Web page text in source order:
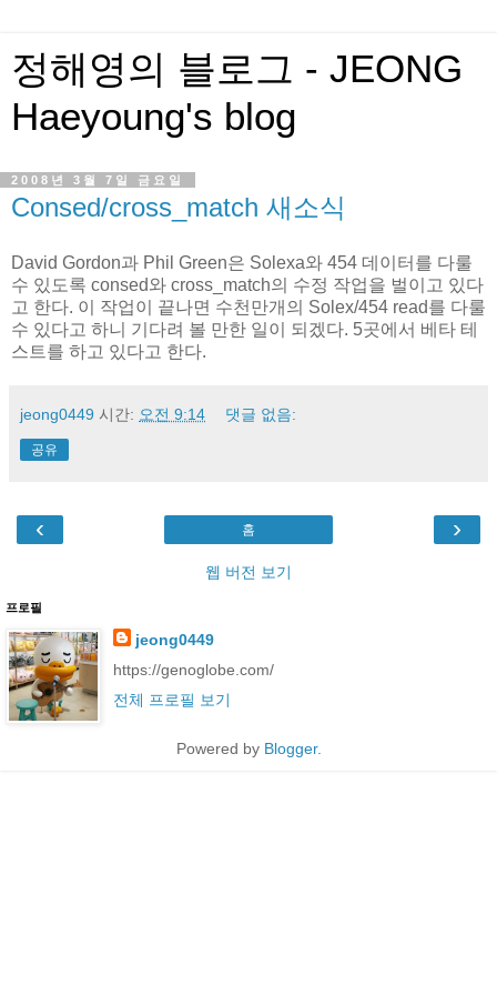
정해영의 블로그 - JEONG
Haeyoung's blog
2008년 3월 7일 금요일
Consed/cross_match 새소식
David Gordon과 Phil Green은 Solexa와 454 데이터를 다룰
수 있도록 consed와 cross_match의 수정 작업을 벌이고 있다
고 한다. 이 작업이 끝나면 수천만개의 Solex/454 read를 다룰
수 있다고 하니 기다려 볼 만한 일이 되겠다. 5곳에서 베타 테
스트를 하고 있다고 한다.
jeong0449 시간: 오전 9:14 댓글 없음:
공유
‹ ›
홈
웹 버전 보기
프로필
jeong0449
https://genoglobe.com/
전체 프로필 보기
Powered by Blogger.